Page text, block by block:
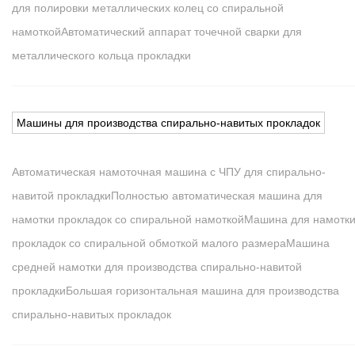
для полировки металлических колец со спиральной
намоткойАвтоматический аппарат точечной сварки для
металлического кольца прокладки
Машины для производства спирально-навитых прокладок
Автоматическая намоточная машина с ЧПУ для спирально-
навитой прокладкиПолностью автоматическая машина для
намотки прокладок со спиральной намоткойМашина для намотки
прокладок со спиральной обмоткой малого размераМашина
средней намотки для производства спирально-навитой
прокладкиБольшая горизонтальная машина для производства
спирально-навитых прокладок